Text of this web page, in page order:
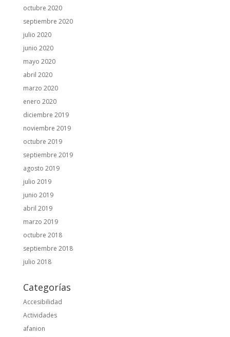
octubre 2020
septiembre 2020
julio 2020
junio 2020
mayo 2020
abril 2020
marzo 2020
enero 2020
diciembre 2019
noviembre 2019
octubre 2019
septiembre 2019
agosto 2019
julio 2019
junio 2019
abril 2019
marzo 2019
octubre 2018
septiembre 2018
julio 2018
Categorías
Accesibilidad
Actividades
afanion